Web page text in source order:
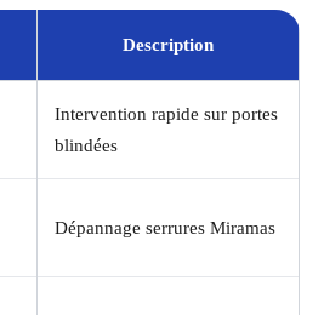
Description
Intervention rapide sur portes
blindées
Dépannage serrures Miramas